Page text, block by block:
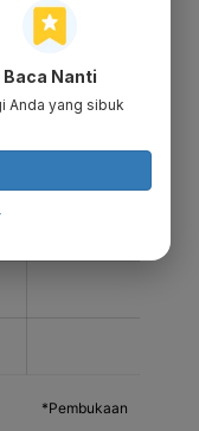
Baca Nanti
Anda yang sibuk